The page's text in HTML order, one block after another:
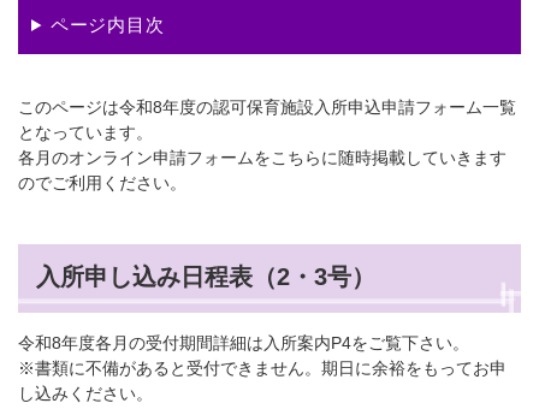
ページ内目次
このページは令和8年度の認可保育施設入所申込申請フォーム一覧
となっています。
各月のオンライン申請フォームをこちらに随時掲載していきます
のでご利用ください。
入所申し込み日程表（2・3号）
令和8年度各月の受付期間詳細は入所案内P4をご覧下さい。
※書類に不備があると受付できません。期日に余裕をもってお申
し込みください。